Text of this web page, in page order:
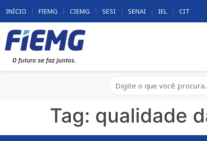
INÍCIO FIEMG CIEMG SESI SENAI IEL CIT
Tag: qualidade